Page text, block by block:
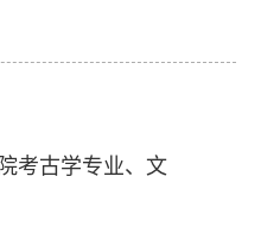
考古学专业、文